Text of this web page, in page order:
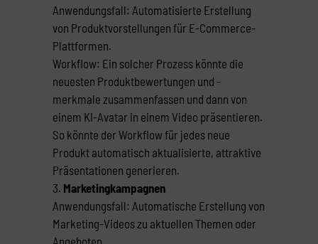
Anwendungsfall: Automatisierte Erstellung
von Produktvorstellungen für E-Commerce-
Plattformen.
Workflow: Ein solcher Prozess könnte die
neuesten Produktbewertungen und -
merkmale zusammenfassen und dann von
einem KI-Avatar in einem Video präsentieren.
So könnte der Workflow für jedes neue
Produkt automatisch aktualisierte, attraktive
Präsentationen generieren.
Marketingkampagnen
Anwendungsfall: Automatische Erstellung von
Marketing-Videos zu aktuellen Themen oder
Angeboten.